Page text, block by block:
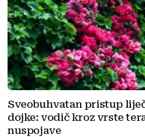
Sveobuhvatan pristup
dojke: vodič kroz vrste
nuspojave